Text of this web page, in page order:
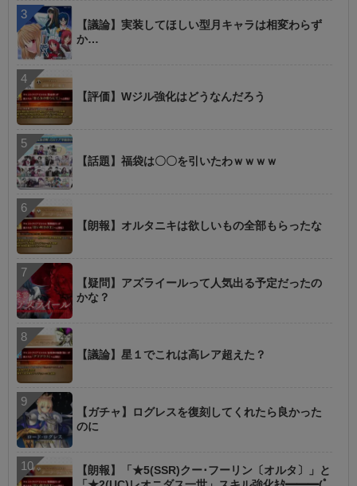
【議論】実装してほしい型月キャラは相変わらず
か…
【評価】Wジル強化はどうなんだろう
【話題】福袋は〇〇を引いたわｗｗｗｗ
【朗報】オルタニキは欲しいもの全部もらったな
【疑問】アズライールって人気出る予定だったの
かな？
【議論】星１でこれは高レア超えた？
【ガチャ】ログレスを復刻してくれたら良かった
のに
【朗報】「★5(SSR)クー･フーリン〔オルタ〕」と